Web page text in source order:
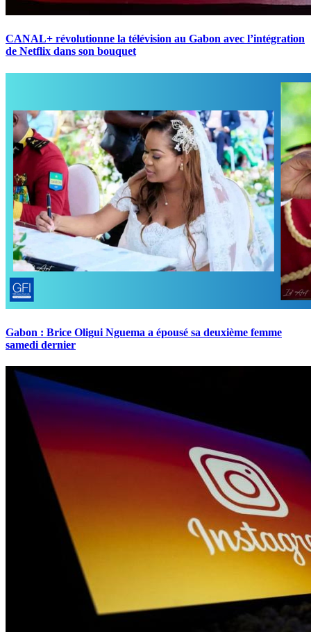
CANAL+ révolutionne la télévision au Gabon avec l’intégration
de Netflix dans son bouquet
Gabon : Brice Oligui Nguema a épousé sa deuxième femme
samedi dernier